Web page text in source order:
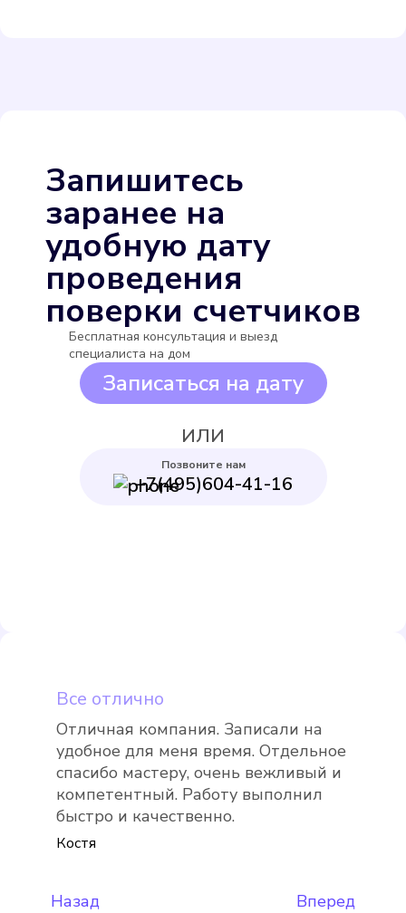
Itelma WFW20.D080
Подробнее
Выбрать
Itelma WFK20.D080
Подробнее
Выбрать
Запишитесь
заранее на
удобную дату
проведения
поверки счетчиков
Бесплатная консультация и выезд
специалиста на дом
Записаться на дату
ИЛИ
Позвоните нам
+7(495)604-41-16
Назад Вперед
Все отлично
Отличная компания. Записали на
удобное для меня время. Отдельное
спасибо мастеру, очень вежливый и
компетентный. Работу выполнил
быстро и качественно.
Костя